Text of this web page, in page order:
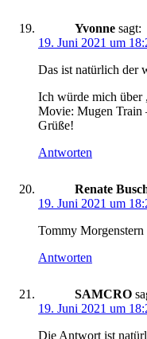
Yvonne sagt:
19. Juni 2021 um
Das ist natürlich der
Ich würde mich über
Movie: Mugen Train
Grüße!
Antworten
Renate
19. Juni 2021 um
Tommy Morgenstern
Antworten
SAMCRO
19. Juni 2021 um
Die Antwort ist